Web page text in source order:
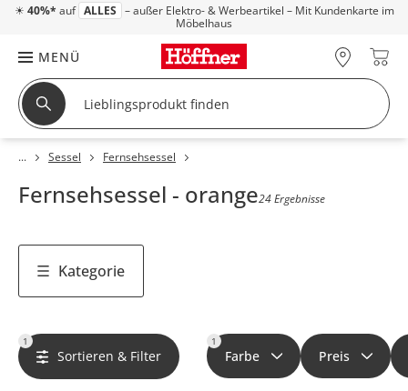
☀ 40%* auf ALLES – außer Elektro- & Werbeartikel – Mit Kundenkarte im
Möbelhaus
MENÜ
Sessel Fernsehsessel
Fernsehsessel - orange24 Ergebnisse
Kategorie
1
Sortieren & Filter
1
Farbe Preis